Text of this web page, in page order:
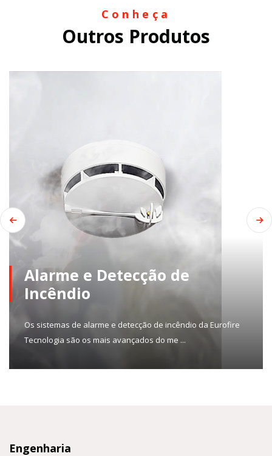
Conheça
Outros Produtos
Alarme e Detecção de
Incêndio
Os sistemas de alarme e detecção de incêndio da Eurofire
Tecnologia são os mais avançados do me ...
Engenharia